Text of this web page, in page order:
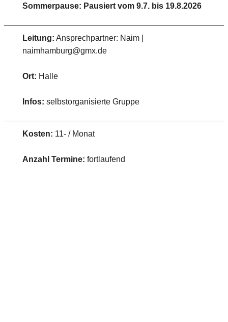
Sommerpause: Pausiert vom 9.7. bis 19.8.2026
Leitung: Ansprechpartner: Naim |
naimhamburg@gmx.de
Ort: Halle
Infos: selbstorganisierte Gruppe
Kosten: 11- / Monat
Anzahl Termine: fortlaufend